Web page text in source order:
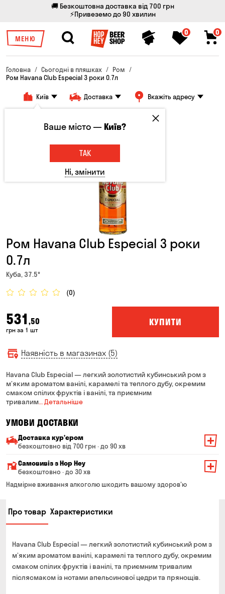
🚚 Безкоштовна доставка від 700 грн
⚡Привеземо до 90 хвилин
МЕНЮ
0 0
Головна Сьогодні в пляшках
Ром
Ром Havana Club Especial 3 роки 0.7л
Київ Доставка Вкажіть адресу
Ром Havana Club Especial 3 роки
0.7л
Куба, 37.5°
(0)
531 ,50
грн за 1 шт
КУПИТИ
Наявність в магазинах (5)
Havana Club Especial — легкий золотистий кубинський ром з
м’яким ароматом ванілі, карамелі та теплого дубу, окремим
смаком спілих фруктів і ванілі, та приємним
тривалим… Детальніше
УМОВИ ДОСТАВКИ
Доставка курʼєром
безкоштовно від 700 грн · до 90 хв
Мінімальна сума всього замовлення — 200 грн
Вартість доставки залежить від суми всього замовлення:
Від 200 до 299 грн
Від 400 до 699 грн
Від 700 грн безкоштовно
Термін доставки — до 90 хвилин
*на час доставки можуть впливати повітряні тривоги
Оплата:
Самовивіз з Hop Hey
безкоштовно · до 30 хв
Мінімальна сума всього замовлення — 250 грн
Можете без черги забрати з магазину в зручний для
Вас час
готівкою в магазині
банківською картою на сайті та в магазині
Надмірне вживання алкоголю шкодить вашому здоров'ю
Про товар Характеристики
Havana Club Especial — легкий золотистий кубинський ром з
м’яким ароматом ванілі, карамелі та теплого дубу, окремим
смаком спілих фруктів і ванілі, та приємним тривалим
післясмаком із нотами апельсинової цедри та прянощів.
Ваше місто —Київ?
ТАК
Ні, змінити